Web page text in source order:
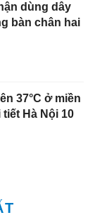
dùng dây
bàn chân hai
37°C ở miền
Hà Nội 10